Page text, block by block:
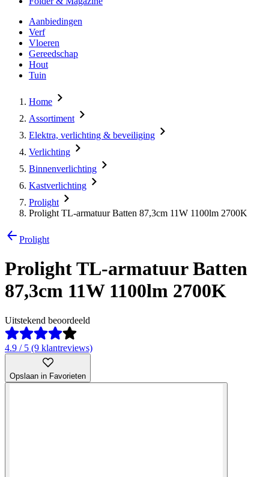
Aanbiedingen
Verf
Vloeren
Gereedschap
Hout
Tuin
Home
Assortiment
Elektra, verlichting & beveiliging
Verlichting
Binnenverlichting
Kastverlichting
Prolight
Prolight TL-armatuur Batten 87,3cm 11W 1100lm 2700K
Prolight
Prolight TL-armatuur Batten
87,3cm 11W 1100lm 2700K
Uitstekend beoordeeld
4.9 / 5 (9 klantreviews)
Opslaan in Favorieten